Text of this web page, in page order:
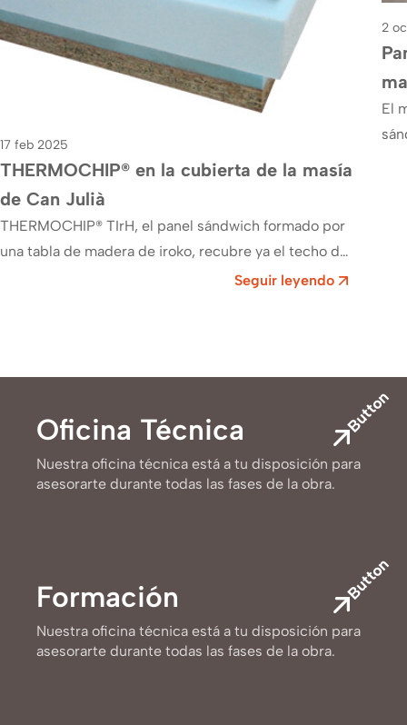
17 feb 2025
THERMOCHIP® en la cubierta de la masía
de Can Julià
THERMOCHIP® TIrH, el panel sándwich formado por
una tabla de madera de iroko, recubre ya el techo de
Seguir leyendo
2
El
Button
Oficina Técnica
Nuestra oficina técnica está a tu disposición para
asesorarte durante todas las fases de la obra.
Button
Formación
Nuestra oficina técnica está a tu disposición para
asesorarte durante todas las fases de la obra.